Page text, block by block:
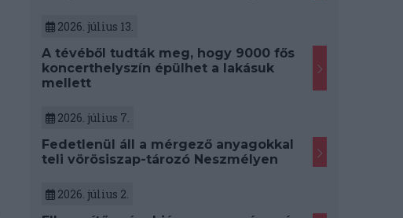
2026. július 13.
A tévéből tudták meg, hogy 9000 fős
koncerthelyszín épülhet a lakásuk
mellett
2026. július 7.
Fedetlenül áll a mérgező anyagokkal
teli vörösiszap-tározó Neszmélyen
2026. július 2.